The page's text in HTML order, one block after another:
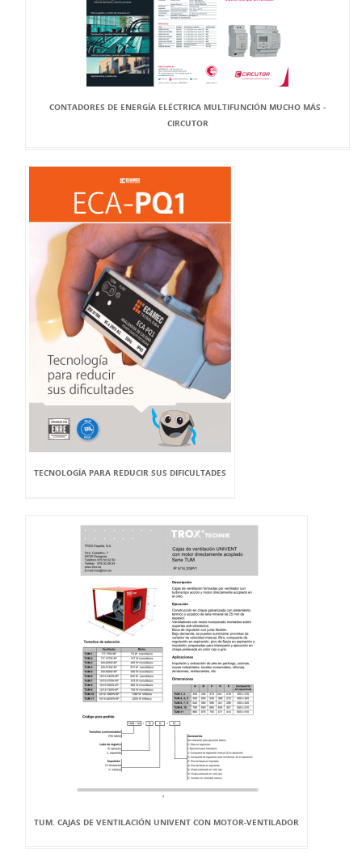
CONTADORES DE ENERGÍA ELÉCTRICA MULTIFUNCIÓN MUCHO MÁS -
CIRCUTOR
TECNOLOGÍA PARA REDUCIR SUS DIFICULTADES
TUM. CAJAS DE VENTILACIÓN UNIVENT CON MOTOR-VENTILADOR